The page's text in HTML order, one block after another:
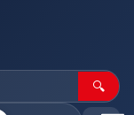
🔍